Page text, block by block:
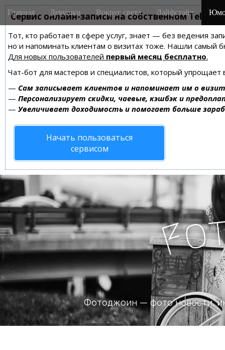
Сервис онлайн-записи на собственном
Тот, кто работает в сфере услуг, знает — без ведения
но и напоминать клиентам о визитах тоже. Нашли самый
Для новых пользователей первый месяц бесплатно.
Чат-бот для мастеров и специалистов, который упрощает
— Сам записывает клиентов и напоминает им о
— Персонализирует скидки, чаевые, кэшбэк и
— Увеличивает доходимость и помогает больше
Начать пользоваться
сервисом
M
a
n
m
e
n
u
i
Главная Девушки Вокруг света Лайфстайл
Fo
Фотоджоин — фото новости,